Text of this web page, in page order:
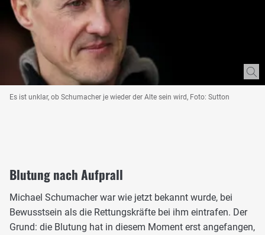
Es ist unklar, ob Schumacher je wieder der Alte sein wird, Foto: Sutton
Blutung nach Aufprall
Michael Schumacher war wie jetzt bekannt wurde, bei
Bewusstsein als die Rettungskräfte bei ihm eintrafen. Der
Grund: die Blutung hat in diesem Moment erst angefangen,